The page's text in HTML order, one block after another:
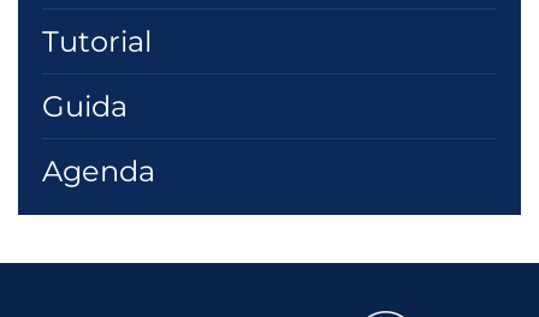
Tutorial
Guida
Agenda